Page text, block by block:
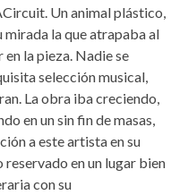
Un animal plástico,
mirada la que atrapaba al
la pieza. Nadie se
selección musical,
La obra iba creciendo,
en un sin fin de masas,
a este artista en su
en un lugar bien
con su